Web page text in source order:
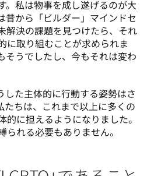
。私は物事を成し遂げるのが大
昔から「ビルダー」マインドセ
解決の課題を見つけたら、それ
に取り組むことが求められま
そうでしたし、今もそれは変わ
した主体的に行動する姿勢はさ
たちは、これまで以上に多くの
的に担えるようになりました。
られる必要もありません。